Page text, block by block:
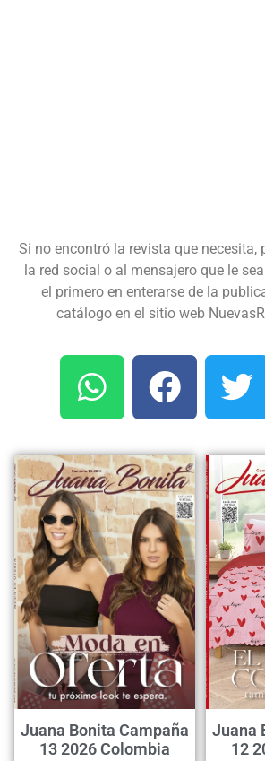
Si no encontró la revista que necesita,
la red social o al mensajero que le
el primero en enterarse de la
catálogo en el sitio web
Juana Bonita Campaña
13 2026 Colombia
Juana
12